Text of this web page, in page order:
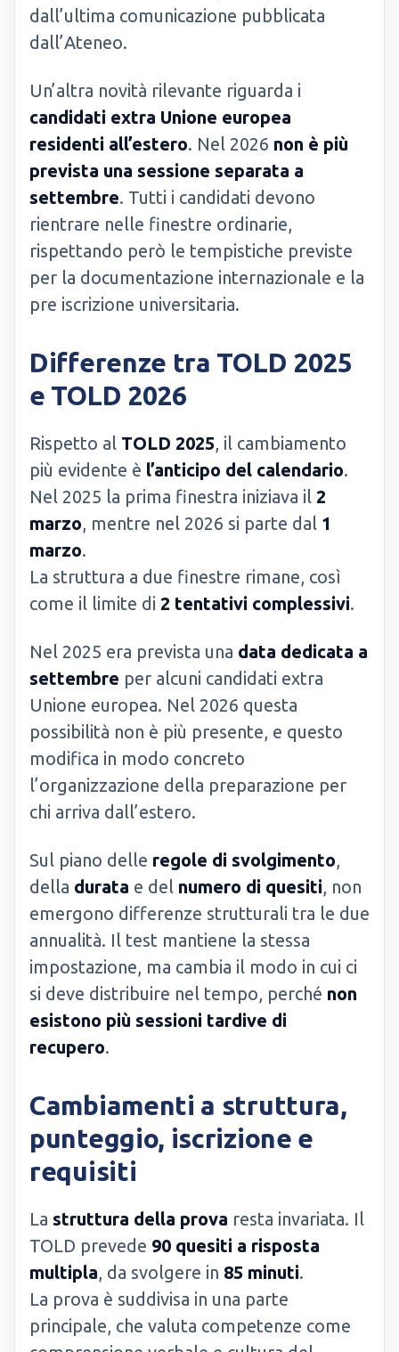
dall’ultima comunicazione pubblicata
dall’Ateneo.
Un’altra novità rilevante riguarda i
candidati extra Unione europea
residenti all’estero. Nel 2026 non è più
prevista una sessione separata a
settembre. Tutti i candidati devono
rientrare nelle finestre ordinarie,
rispettando però le tempistiche previste
per la documentazione internazionale e la
pre iscrizione universitaria.
Differenze tra TOLD 2025
e TOLD 2026
Rispetto al TOLD 2025, il cambiamento
più evidente è l’anticipo del calendario.
Nel 2025 la prima finestra iniziava il 2
marzo, mentre nel 2026 si parte dal 1
marzo.
La struttura a due finestre rimane, così
come il limite di 2 tentativi complessivi.
Nel 2025 era prevista una data dedicata a
settembre per alcuni candidati extra
Unione europea. Nel 2026 questa
possibilità non è più presente, e questo
modifica in modo concreto
l’organizzazione della preparazione per
chi arriva dall’estero.
Sul piano delle regole di svolgimento,
della durata e del numero di quesiti, non
emergono differenze strutturali tra le due
annualità. Il test mantiene la stessa
impostazione, ma cambia il modo in cui ci
si deve distribuire nel tempo, perché non
esistono più sessioni tardive di
recupero.
Cambiamenti a struttura,
punteggio, iscrizione e
requisiti
La struttura della prova resta invariata. Il
TOLD prevede 90 quesiti a risposta
multipla, da svolgere in 85 minuti.
La prova è suddivisa in una parte
principale, che valuta competenze come